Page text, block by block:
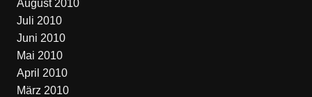
August 2010
Juli 2010
Juni 2010
Mai 2010
April 2010
März 2010